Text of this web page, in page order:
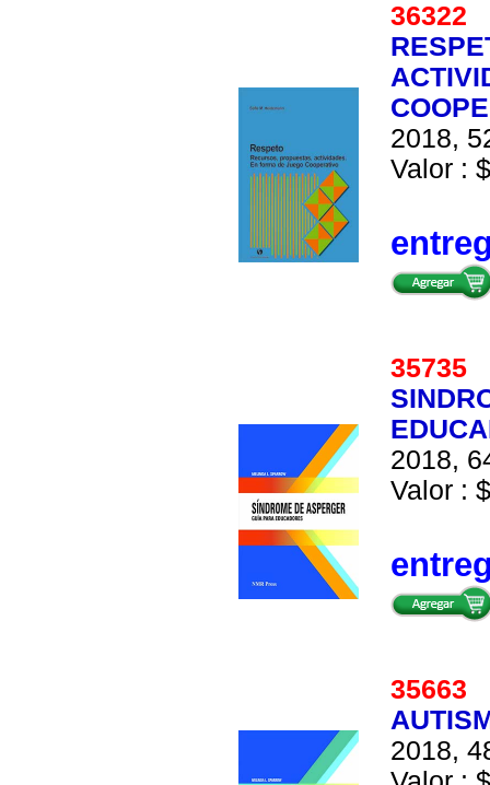
36322
2018,
Valor :
35735
2018,
Valor :
35663
2018,